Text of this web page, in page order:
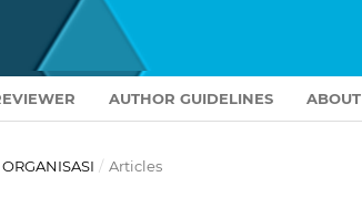
AUTHOR GUIDELINES ABOUT
/ Articles